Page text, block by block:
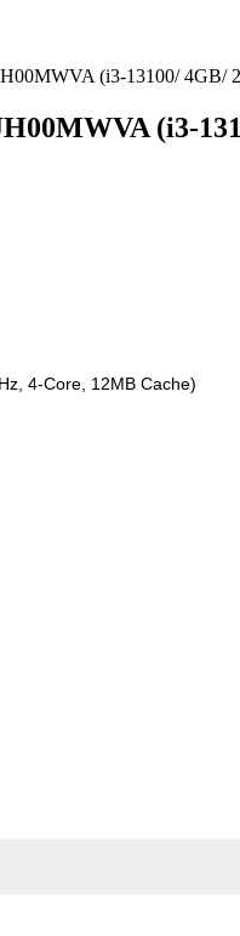
(i3-13100/
(i3-
4-Core, 12MB Cache)